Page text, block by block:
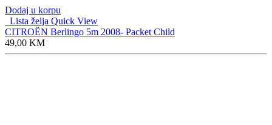
Dodaj u korpu
Lista želja Quick View
CITROËN Berlingo 5m 2008- Packet Child
49,00 KM